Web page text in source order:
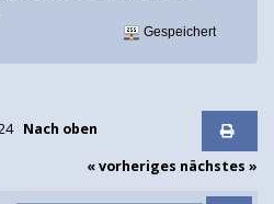
Gespeichert
Nach oben
« vorheriges nächstes »